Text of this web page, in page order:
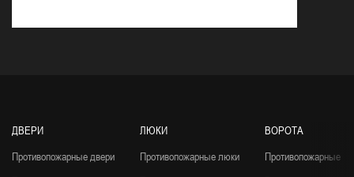
ДВЕРИ
Противопожарные двери
ЛЮКИ
Противопожарные люки
ВОРОТА
Противопожарные